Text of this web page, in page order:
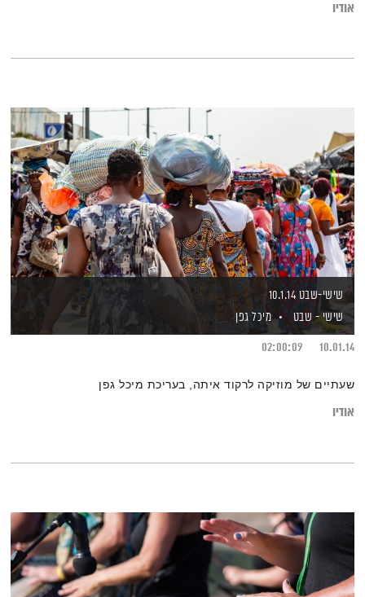
אודיו
שישי-שבט 10.1.14
שישי - שבט
מיכל גפן
10.01.14
02:00:09
שעתיים של מוזיקה לרקוד איתה, בעריכת מיכל גפן
אודיו